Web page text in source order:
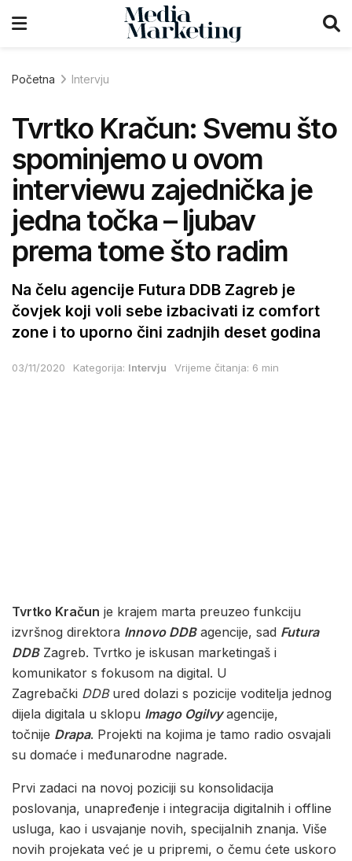
Početna Intervju
Tvrtko Kračun: Svemu što
spominjemo u ovom
interviewu zajednička je
jedna točka – ljubav
prema tome što radim
Na čelu agencije Futura DDB Zagreb je
čovjek koji voli sebe izbacivati iz comfort
zone i to uporno čini zadnjih deset godina
03/11/2020 Kategorija: Intervju Vrijeme čitanja: 6 min
Tvrtko Kračun je krajem marta preuzeo funkciju
izvršnog direktora Innovo DDBagencije, sad Futura
DDBZagreb. Tvrtko je iskusan marketingaš i
komunikator s fokusom na digital. U
Zagrebački DDBured dolazi s pozicije voditelja jednog
dijela digitala u sklopu Imago Ogilvyagencije,
točnije Drapa. Projekti na kojima je tamo radio osvajali
su domaće i međunarodne nagrade.
Prvi zadaci na novoj poziciji su konsolidacija
poslovanja, unapređenje i integracija digitalnih i offline
usluga, kao i usvajanje novih, specijalnih znanja. Više
novih projekata već je u pripremi, o čemu ćete uskoro